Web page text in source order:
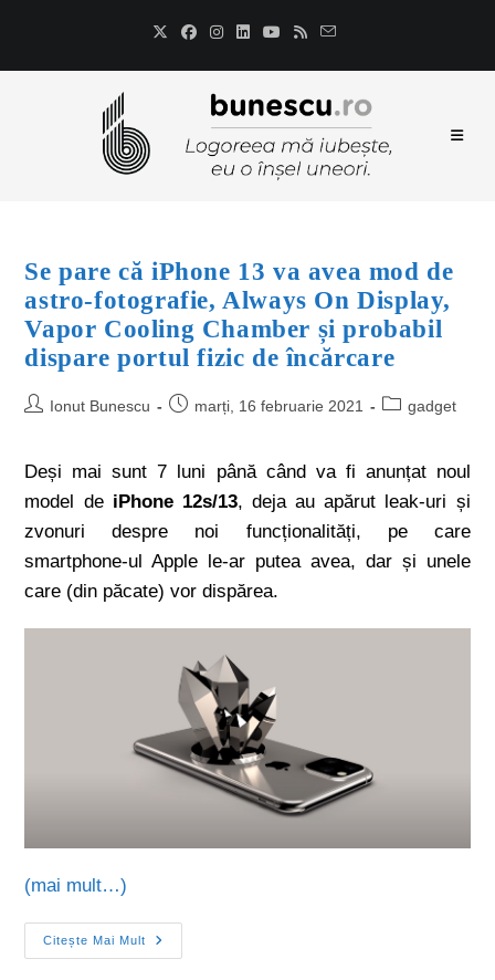
Se pare că iPhone 13 va avea mod de
astro-fotografie, Always On Display,
Vapor Cooling Chamber și probabil
dispare portul fizic de încărcare
Ionut Bunescu marți, 16 februarie 2021 gadget
Deși mai sunt 7 luni până când va fi anunțat noul
model de iPhone 12s/13, deja au apărut leak-uri și
zvonuri despre noi funcționalități, pe care
smartphone-ul Apple le-ar putea avea, dar și unele
care (din păcate) vor dispărea.
(mai mult…)
Citește Mai Mult